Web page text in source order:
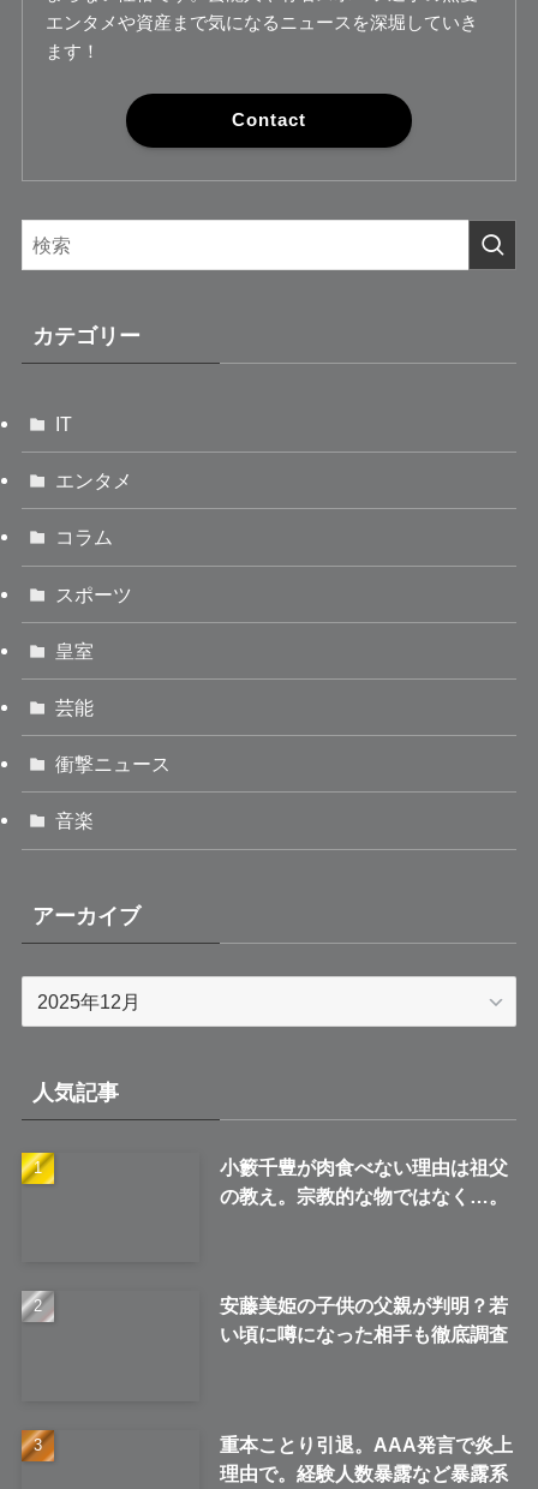
エンタメや資産まで気になるニュースを深堀していき
ます！
Contact
カテゴリー
IT
エンタメ
コラム
スポーツ
皇室
芸能
衝撃ニュース
音楽
アーカイブ
ブ
人気記事
小籔千豊が肉食べない理由は祖父
の教え。宗教的な物ではなく…。
安藤美姫の子供の父親が判明？若
い頃に噂になった相手も徹底調査
重本ことり引退。AAA発言で炎上
理由で。経験人数暴露など暴露系